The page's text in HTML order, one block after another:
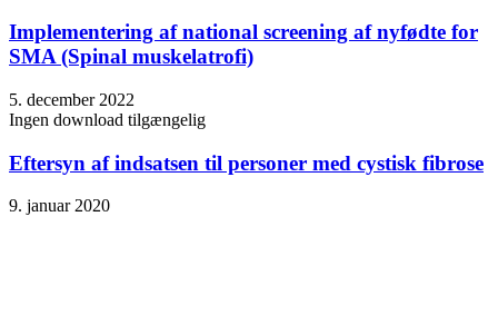
Implementering af national screening af nyfødte for
SMA (Spinal muskelatrofi)
5. december 2022
Ingen download tilgængelig
Eftersyn af indsatsen til personer med cystisk fibrose
9. januar 2020